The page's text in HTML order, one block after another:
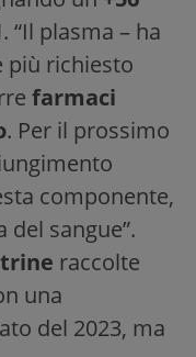
. “Il plasma – ha
più richiesto
farmaci
. Per il prossimo
componente,
sangue”.
raccolte
una
del 2023, ma